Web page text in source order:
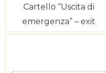
Cartello “Uscita di
emergenza” – exit